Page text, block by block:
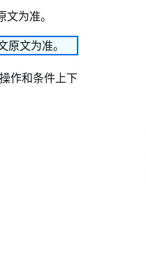
为准。
文为准。
作和条件上下